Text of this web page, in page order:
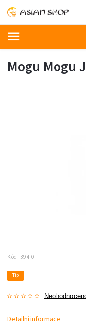
Mogu Mogu
Kód: 394.0
Tip
Detailní informace